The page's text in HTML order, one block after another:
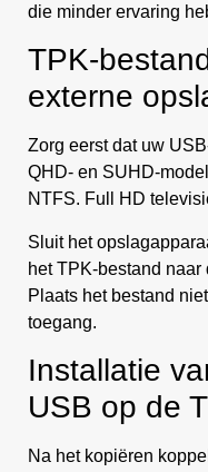
die minder ervaring
TPK-
externe
Zorg eerst dat uw
QHD- en SUHD-
NTFS. Full HD
Sluit het
het TPK-bestand
Plaats het bestand
toegang.
Installatie
USB op de
Na het kopiëren